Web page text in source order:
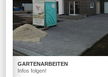
GARTENARBEITEN
Infos folgen!